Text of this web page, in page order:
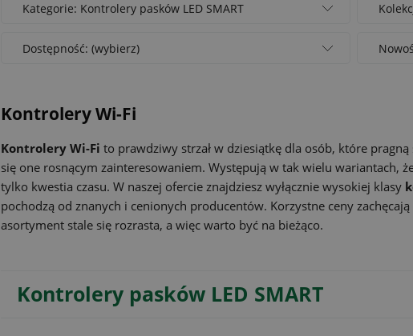
Kategorie: Kontrolery pasków LED SMART
Dostępność: (wybierz)
Kontrolery Wi-Fi
Kontrolery Wi-Fi to prawdziwy strzał w dziesiątkę dla osób, które
się one rosnącym zainteresowaniem. Występują w tak wielu wariantach,
tylko kwestia czasu. W naszej ofercie znajdziesz wyłącznie wysokiej klasy
pochodzą od znanych i cenionych producentów. Korzystne ceny
asortyment stale się rozrasta, a więc warto być na bieżąco.
Kontrolery pasków LED SMART